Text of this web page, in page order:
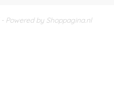
Powered by Shoppagina.nl